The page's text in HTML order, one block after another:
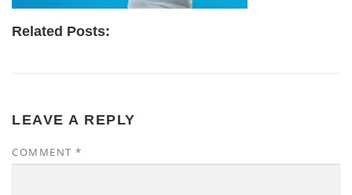
Related Posts:
LEAVE A REPLY
COMMENT *